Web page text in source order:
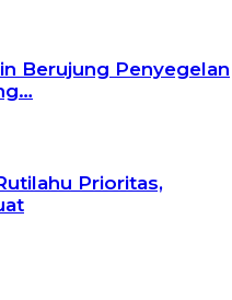
Berujung Penyegelan
Prioritas,